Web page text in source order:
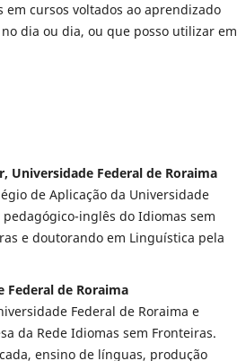
em cursos voltados ao aprendizado
dia ou dia, ou que posso utilizar em
Universidade Federal de Roraima
de Aplicação da Universidade
inglês do Idiomas sem
e doutorando em Linguística pela
Federal de Roraima
Federal de Roraima e
da Rede Idiomas sem Fronteiras.
ensino de línguas, produção